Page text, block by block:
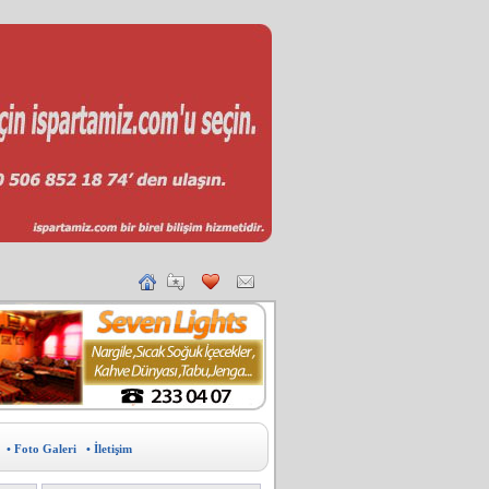
• Foto Galeri • İletişim